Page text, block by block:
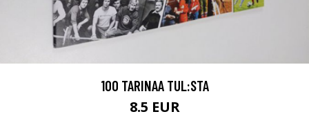
100 TARINAA TUL:STA
8.5 EUR